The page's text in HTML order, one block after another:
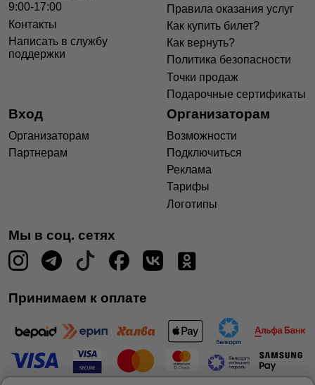
9:00-17:00
Контакты
Написать в службу
поддержки
Правила оказания услуг
Как купить билет?
Как вернуть?
Политика безопасности
Точки продаж
Подарочные сертификаты
Вход
Организаторам
Партнерам
Организаторам
Возможности
Подключиться
Реклама
Тарифы
Логотипы
Мы в соц. сетях
Принимаем к оплате